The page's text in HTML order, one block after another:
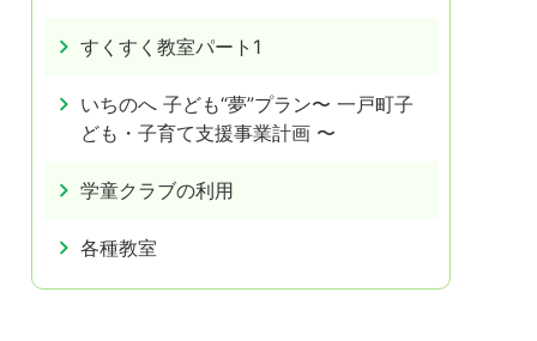
すくすく教室パート1
いちのへ 子ども“夢”プラン〜 一戸町子
ども・子育て支援事業計画 〜
学童クラブの利用
各種教室